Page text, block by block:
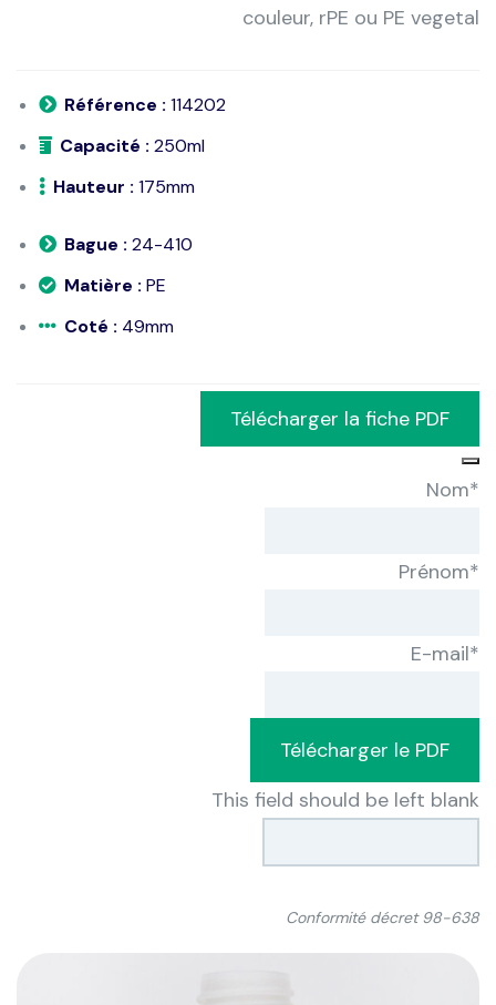
couleur, rPE ou PE vegetal
Référence : 114202
Capacité : 250ml
Hauteur : 175mm
Bague : 24-410
Matière : PE
Coté : 49mm
Télécharger la fiche PDF
Nom*
Prénom*
E-mail*
Télécharger le PDF
This field should be left blank
Conformité décret 98-638